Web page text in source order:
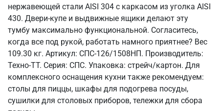
нержавеющей стали AISI 304 с каркасом из уголка AISI
430. Двери-купе и выдвижные ящики делают эту
тумбу максимально функциональной. Согласитесь,
когда все под рукой, работать намного приятнее? Вес
109.30 кг. Артикул: СПС-126/1508НП. Производитель:
Техно-ТТ. Серия: СПС. Упаковка: стрейч/картон. Для
комплексного оснащения кухни также рекомендуем:
столы для пиццы, шкафы для подогрева посуды,
сушилки для столовых приборов, тележки для сбора